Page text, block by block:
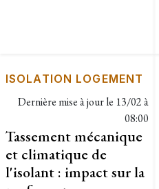
ISOLATION LOGEMENT
Dernière mise à jour le 13/02 à
08:00
Tassement mécanique
et climatique de
l'isolant : impact sur la